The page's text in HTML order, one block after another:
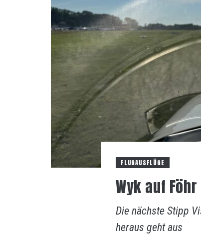
FLUGAUSFLÜGE
Wyk auf Föhr
Die nächste Stipp
heraus geht aus